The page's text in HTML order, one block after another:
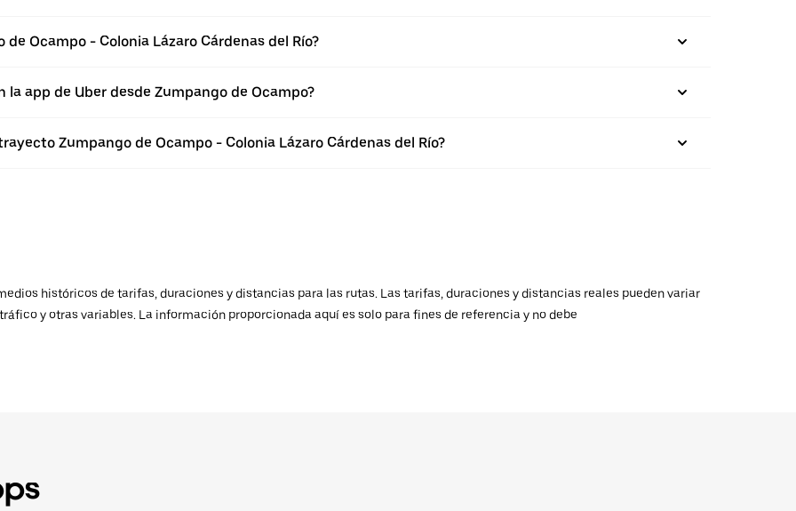
Ocampo - Colonia Lázaro Cárdenas del Río?
app de Uber desde Zumpango de Ocampo?
Zumpango de Ocampo - Colonia Lázaro Cárdenas del Río?
históricos de tarifas, duraciones y distancias para las rutas. Las tarifas, duraciones y distancias reales pueden variar
y otras variables. La información proporcionada aquí es solo para fines de referencia y no debe